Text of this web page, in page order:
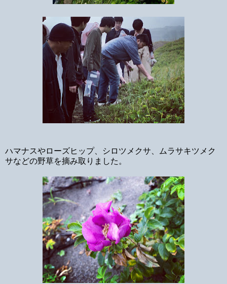
ハマナスやローズヒップ、シロツメクサ、ムラサキツメク
サなどの野草を摘み取りました。